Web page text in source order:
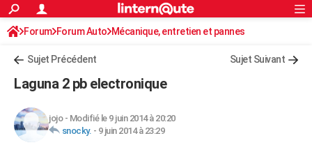
ACTUALITÉS
Politique
Société
Faits Divers
Education
Monde
Villes
+
Retraite
Impôts
Epargne
Immobilier
Risques naturels par ville
Banque
Assurance
Crédit
AUTO
Rechercher
S'inscrire
Connexion
Forum Forum Auto Mécanique, entretien et pannes
Sujet Précédent Sujet Suivant
Laguna 2 pb electronique
jojo- Modifié le 9 juin 2014 à 20:20
snocky. - 9 juin 2014 à 23:29